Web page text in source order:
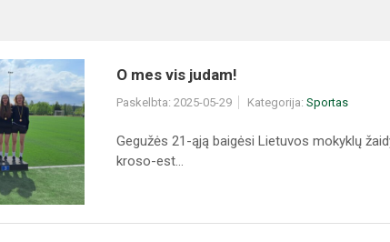
O mes vis judam!
Paskelbta: 2025-05-29 Kategorija: Sportas
Gegužės 21-ąją baigėsi Lietuvos mokyklų
kroso-est...